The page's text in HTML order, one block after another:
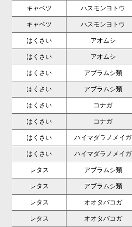
キャベツ ハスモンヨトウ
キャベツ ハスモンヨトウ
はくさい アオムシ
はくさい アオムシ
はくさい アブラムシ類
はくさい アブラムシ類
はくさい コナガ
はくさい コナガ
はくさい ハイマダラノメイガ
はくさい ハイマダラノメイガ
レタス アブラムシ類
レタス アブラムシ類
レタス オオタバコガ
レタス オオタバコガ